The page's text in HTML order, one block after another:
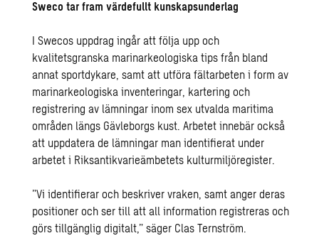
Sweco tar fram värdefullt kunskapsunderlag
I Swecos uppdrag ingår att följa upp och
kvalitetsgranska marinarkeologiska tips från bland
annat sportdykare, samt att utföra fältarbeten i form av
marinarkeologiska inventeringar, kartering och
registrering av lämningar inom sex utvalda maritima
områden längs Gävleborgs kust. Arbetet innebär också
att uppdatera de lämningar man identifierat under
arbetet i Riksantikvarieämbetets kulturmiljöregister.
”Vi identifierar och beskriver vraken, samt anger deras
positioner och ser till att all information registreras och
görs tillgänglig digitalt,” säger Clas Ternström.